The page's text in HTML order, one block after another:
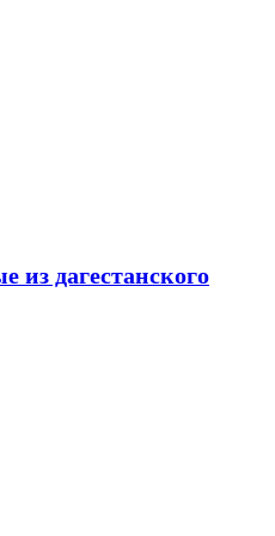
из дагестанского